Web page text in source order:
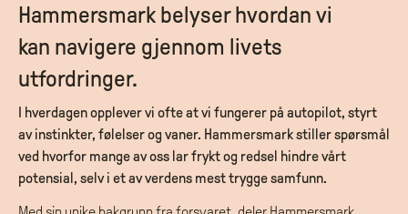
Hammersmark belyser hvordan vi
kan navigere gjennom livets
utfordringer.
I hverdagen opplever vi ofte at vi fungerer på autopilot, styrt
av instinkter, følelser og vaner. Hammersmark stiller spørsmål
ved hvorfor mange av oss lar frykt og redsel hindre vårt
potensial, selv i et av verdens mest trygge samfunn.